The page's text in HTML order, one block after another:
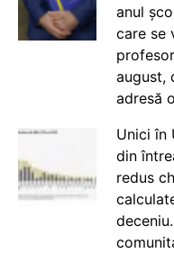
anul
care se
august,
adresă
Unici în
din
redus